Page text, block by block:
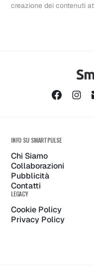
creazione dei contenuti
INFO SU SMARTPULSE
Chi Siamo
Collaborazioni
Pubblicità
Contatti
LEGACY
Cookie Policy
Privacy Policy